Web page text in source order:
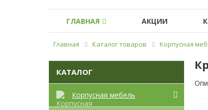
ГЛАВНАЯ АКЦИИ
Главная Каталог товаров Корпусная
КАТАЛОГ
Корпусная мебель